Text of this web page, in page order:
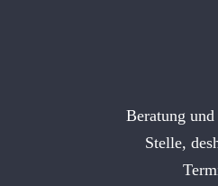
Beratung
Stelle,